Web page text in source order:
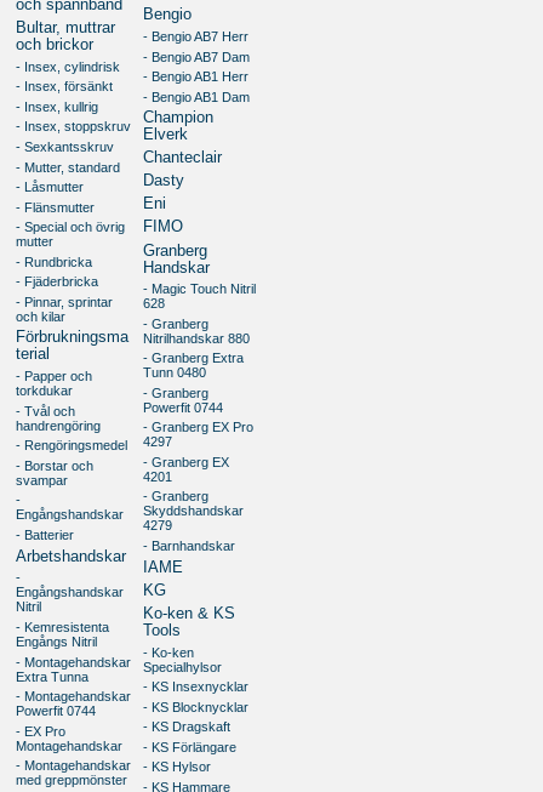
och spännband
Bultar, muttrar
och brickor
- Insex, cylindrisk
- Insex, försänkt
- Insex, kullrig
- Insex, stoppskruv
- Sexkantsskruv
- Mutter, standard
- Låsmutter
- Flänsmutter
- Special och övrig
mutter
- Rundbricka
- Fjäderbricka
- Pinnar, sprintar
och kilar
Förbrukningsma
terial
- Papper och
torkdukar
- Tvål och
handrengöring
- Rengöringsmedel
- Borstar och
svampar
-
Engångshandskar
- Batterier
Arbetshandskar
-
Engångshandskar
Nitril
- Kemresistenta
Engångs Nitril
- Montagehandskar
Extra Tunna
- Montagehandskar
Powerfit 0744
- EX Pro
Montagehandskar
- Montagehandskar
med greppmönster
Bengio
- Bengio AB7 Herr
- Bengio AB7 Dam
- Bengio AB1 Herr
- Bengio AB1 Dam
Champion
Elverk
Chanteclair
Dasty
Eni
FIMO
Granberg
Handskar
- Magic Touch Nitril
628
- Granberg
Nitrilhandskar 880
- Granberg Extra
Tunn 0480
- Granberg
Powerfit 0744
- Granberg EX Pro
4297
- Granberg EX
4201
- Granberg
Skyddshandskar
4279
- Barnhandskar
IAME
KG
Ko-ken & KS
Tools
- Ko-ken
Specialhylsor
- KS Insexnycklar
- KS Blocknycklar
- KS Dragskaft
- KS Förlängare
- KS Hylsor
- KS Hammare